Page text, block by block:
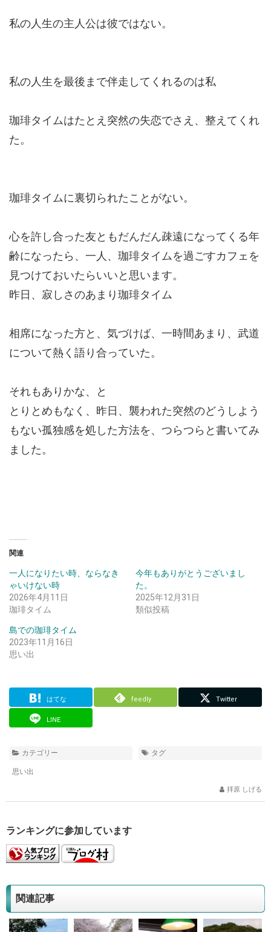
私の人生の主人公は彼ではない。
私の人生を最後まで伴走してくれるのは私
珈琲タイムはたとえ突然の失恋でさえ、整えてくれ
た。
珈琲タイムに裏切られたことがない。
心を許し合った友ともだんだん疎遠になってくる年
齢になったら、一人、珈琲タイムを過ごすカフェを
見つけておいたらいいと思います。
昨日、寂しさのあまり珈琲タイム
相席になった方と、気づけば、一時間あまり、武道
について熱く語り合っていた。
それもありかな、と
とりとめもなく、昨日、襲われた突然のどうしよう
もない孤独感を処した方法を、つらつらと書いてみ
ました。
関連
一人になりたい時、ならなき
ゃいけない時
2026年4月11日
珈琲タイム
今年もありがとうございまし
た。
2025年12月31日
類似投稿
島での珈琲タイム
2023年11月16日
思い出
はてな feedly Twitter
LINE
カテゴリー
思い出
タグ
拝原 しげる
ランキングに参加しています
関連記事